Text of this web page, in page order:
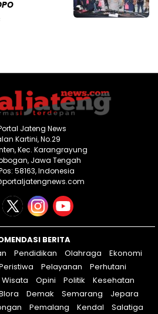
Jateng News
Kartini, No.29
Kec. Karangrayung
Jawa Tengah
58163, Indonesia
BERITA
Pendidikan Olahraga
Ekonomi
Pelayanan
Perhutani
Wisata Opini Politik
Kesehatan
Demak Semarang
Jepara
Pemalang Kendal
Salatiga